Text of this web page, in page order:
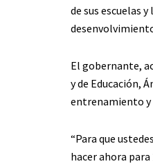
de sus escuelas
El gobernante,
y de Educación,
entrenamiento y
“Para que
hacer ahora